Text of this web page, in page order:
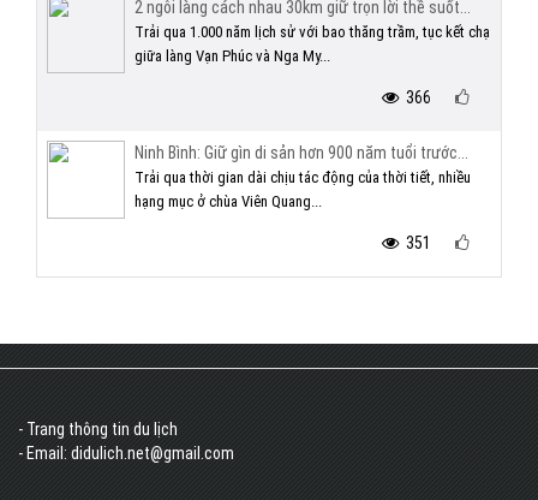
2 ngôi làng cách nhau 30km giữ trọn lời thề suốt...
Trải qua 1.000 năm lịch sử với bao thăng trầm, tục kết chạ
giữa làng Vạn Phúc và Nga My...
366
Ninh Bình: Giữ gìn di sản hơn 900 năm tuổi trước...
Trải qua thời gian dài chịu tác động của thời tiết, nhiều
hạng mục ở chùa Viên Quang...
351
- Trang thông tin du lịch
- Email: didulich.net@gmail.com